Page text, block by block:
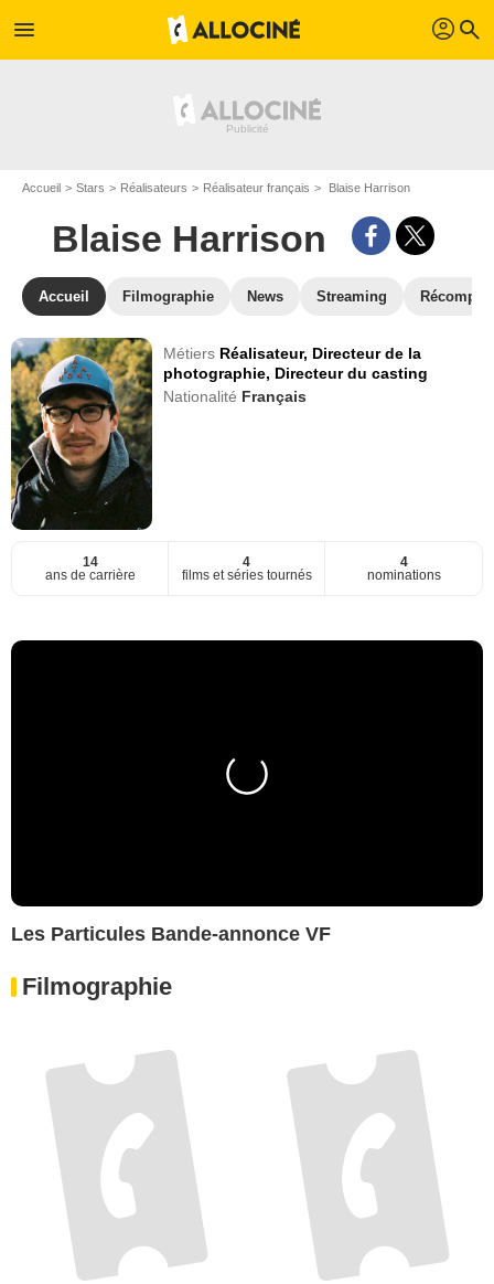
menu profil search
Accueil Stars Réalisateurs Réalisateur français Blaise Harrison
Blaise Harrison
Accueil Filmographie News Streaming
Métiers Réalisateur, Directeur de la
photographie, Directeur du casting
Nationalité Français
14
ans de carrière
4
films et séries tournés
4
nominations
Les Particules Bande-annonce VF
Filmographie